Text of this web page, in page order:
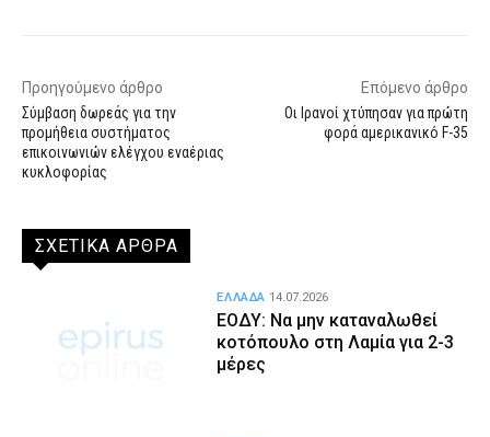
Προηγούμενο άρθρο
Σύμβαση δωρεάς για την
προμήθεια συστήματος
επικοινωνιών ελέγχου εναέριας
κυκλοφορίας
Επόμενο άρθρο
Οι Ιρανοί χτύπησαν για πρώτη
φορά αμερικανικό F-35
ΣΧΕΤΙΚΑ ΑΡΘΡΑ
ΕΟΔΥ: Να μην καταναλωθεί
κοτόπουλο στη Λαμία για 2-3
μέρες
ΕΛΛΑΔΑ 14.07.2026